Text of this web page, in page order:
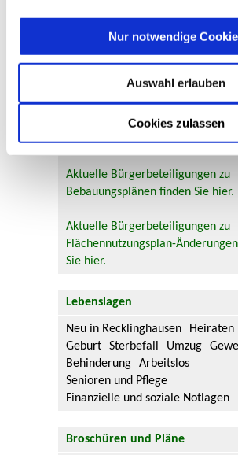
Cookies zulassen
Auswahl erlauben
Nur notwendige
Online-Beteiligungsportal der
Stadtverwaltung
Bauleitplanung: Für Bürger*innen
es Möglichkeiten, sich an
Bebauungsplänen und
Flächennutzungsplan zu
Aktuelle Bürgerbeteiligungen zu
Bebauungsplänen finden Sie hier.
Aktuelle Bürgerbeteiligungen zu
Flächennutzungsplan-
Sie hier.
Lebenslagen
Neu in Recklinghausen
Heiraten
Geburt
Sterbefall Umzug
Behinderung
Arbeitslos
Senioren und Pflege
Finanzielle und soziale Notlagen
Broschüren und Pläne